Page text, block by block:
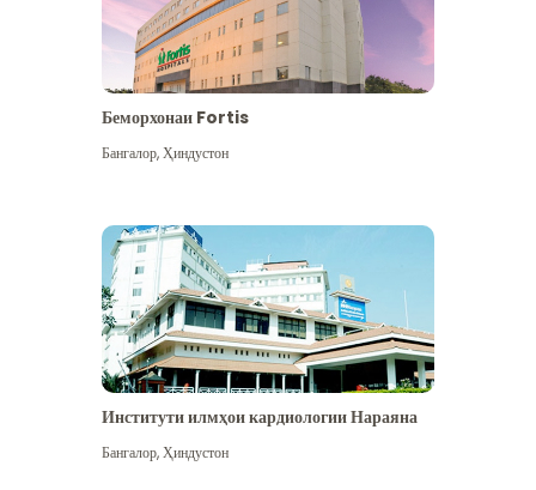
Беморхонаи Fortis
Бангалор,Ҳиндустон
Институти илмҳои кардиологии Нараяна
Бангалор,Ҳиндустон